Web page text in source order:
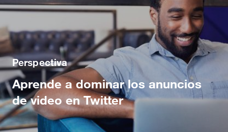
Perspectiva
Aprende a dominar los anuncios
de video en Twitter